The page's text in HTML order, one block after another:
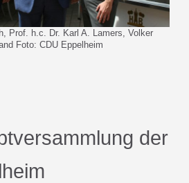
Prof. h.c. Dr. Karl A. Lamers, Volker
Foto: CDU Eppelheim
der